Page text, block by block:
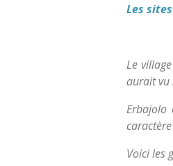
Les
Le
aurait vu
Erbajolo
Voici les